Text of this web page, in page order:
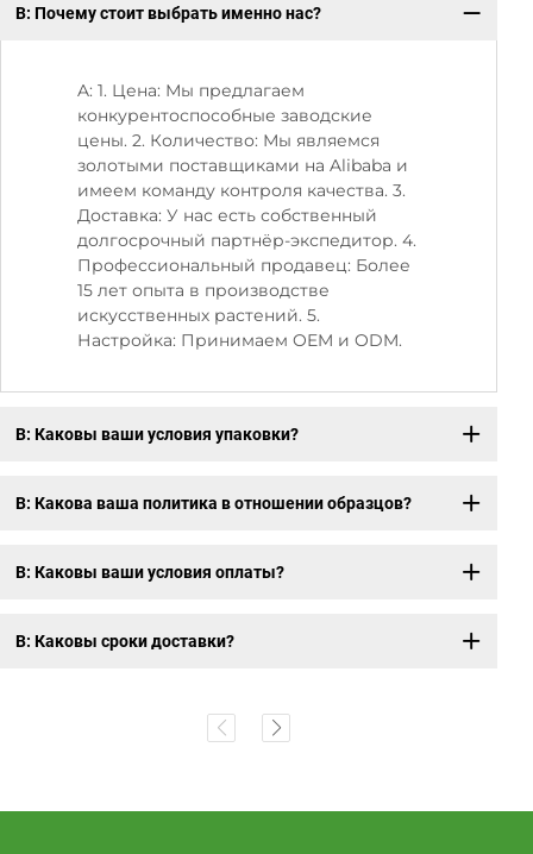
В: Почему стоит выбрать именно нас?
A: 1. Цена: Мы предлагаем
конкурентоспособные заводские
цены. 2. Количество: Мы являемся
золотыми поставщиками на Alibaba и
имеем команду контроля качества. 3.
Доставка: У нас есть собственный
долгосрочный партнёр-экспедитор. 4.
Профессиональный продавец: Более
15 лет опыта в производстве
искусственных растений. 5.
Настройка: Принимаем OEM и ODM.
В: Каковы ваши условия упаковки?
В: Какова ваша политика в отношении образцов?
В: Каковы ваши условия оплаты?
В: Каковы сроки доставки?